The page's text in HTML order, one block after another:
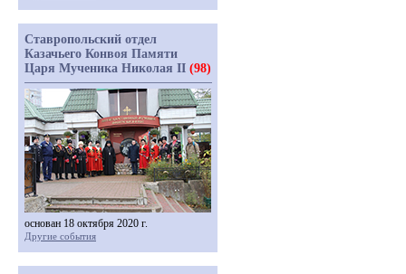
Ставропольский отдел
Казачьего Конвоя Памяти
Царя Мученика Николая II (98)
основан 18 октября 2020 г.
Другие события